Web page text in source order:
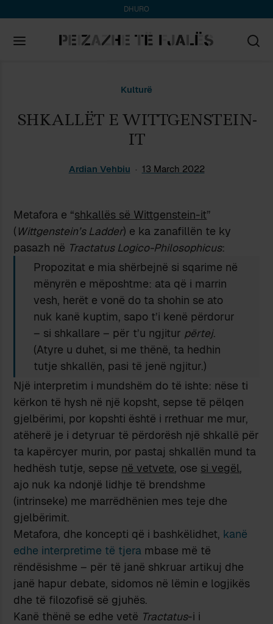
DHURO
Kulturë
SHKALLËT E WITTGENSTEIN-
IT
Ardian Vehbiu 13 March 2022
Metafora e “shkallës së Wittgenstein-it”
( Wittgenstein’s Ladder) e ka zanafillën te ky
pasazh në Tractatus Logico-Philosophicus:
Propozitat e mia shërbejnë si sqarime në
mënyrën e mëposhtme: ata që i marrin
vesh, herët e vonë do ta shohin se ato
nuk kanë kuptim, sapo t’i kenë përdorur
– si shkallare – për t’u ngjitur përtej.
(Atyre u duhet, si me thënë, ta hedhin
tutje shkallën, pasi të jenë ngjitur.)
Një interpretim i mundshëm do të ishte: nëse ti
kërkon të hysh në një kopsht, sepse të pëlqen
gjelbërimi, por kopshti është i rrethuar me mur,
atëherë je i detyruar të përdorësh një shkallë për
ta kapërcyer murin, por pastaj shkallën mund ta
hedhësh tutje, sepse në vetvete, ose si vegël,
ajo nuk ka ndonjë lidhje të brendshme
(intrinseke) me marrëdhënien mes teje dhe
gjelbërimit.
Metafora, dhe koncepti që i bashkëlidhet, kanë
edhe interpretime të tjera mbase më të
rëndësishme – për të janë shkruar artikuj dhe
janë hapur debate, sidomos në lëmin e logjikës
dhe të filozofisë së gjuhës.
Kanë thënë se edhe vetë Tractatus-i i